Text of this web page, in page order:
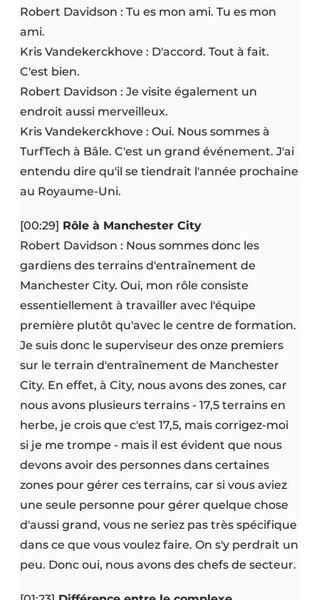
Robert Davidson : Tu es mon ami. Tu es mon
ami.
Kris Vandekerckhove : D'accord. Tout à fait.
C'est bien.
Robert Davidson : Je visite également un
endroit aussi merveilleux.
Kris Vandekerckhove : Oui. Nous sommes à
TurfTech à Bâle. C'est un grand événement. J'ai
entendu dire qu'il se tiendrait l'année prochaine
au Royaume-Uni.
[00:29] Rôle à Manchester City
Robert Davidson : Nous sommes donc les
gardiens des terrains d'entraînement de
Manchester City. Oui, mon rôle consiste
essentiellement à travailler avec l'équipe
première plutôt qu'avec le centre de formation.
Je suis donc le superviseur des onze premiers
sur le terrain d'entraînement de Manchester
City. En effet, à City, nous avons des zones, car
nous avons plusieurs terrains - 17,5 terrains en
herbe, je crois que c'est 17,5, mais corrigez-moi
si je me trompe - mais il est évident que nous
devons avoir des personnes dans certaines
zones pour gérer ces terrains, car si vous aviez
une seule personne pour gérer quelque chose
d'aussi grand, vous ne seriez pas très spécifique
dans ce que vous voulez faire. On s'y perdrait un
peu. Donc oui, nous avons des chefs de secteur.